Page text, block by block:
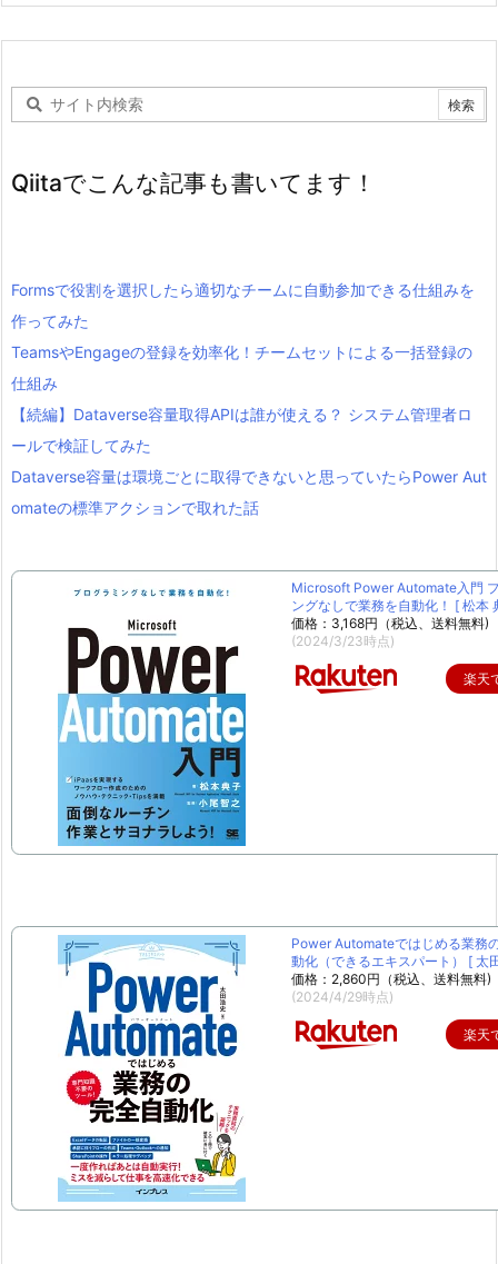
Qiitaでこんな記事も書いてます！
Formsで役割を選択したら適切なチームに自動参加できる仕組みを
作ってみた
TeamsやEngageの登録を効率化！チームセットによる一括登録の
仕組み
【続編】Dataverse容量取得APIは誰が使える？ システム管理者ロ
ールで検証してみた
Dataverse容量は環境ごとに取得できないと思っていたらPower Aut
omateの標準アクションで取れた話
Microsoft Power Automate入門
ングなしで業務を自動化！ [ 松本
価格：3,168円（税込、送料無料)
(2024/3/23時点)
楽天
Power Automateではじめる業務
動化（できるエキスパート） [ 太
価格：2,860円（税込、送料無料)
(2024/4/29時点)
楽天